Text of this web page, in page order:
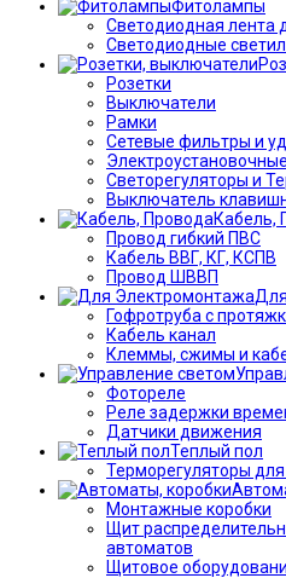
Фитолампы
Светодиодная лента
Светодиодные
Розетки
Выключатели
Рамки
Сетевые фильтры и
Светорегуляторы и
Выключатель
Кабель,
Провод гибкий ПВС
Кабель ВВГ, КГ, КСПВ
Провод ШВВП
Гофротруба с
Кабель канал
Клеммы, сжимы и
Фотореле
Реле задержки
Датчики движения
Теплый пол
Терморегуляторы для
Монтажные коробки
Щит
автоматов
Щитовое